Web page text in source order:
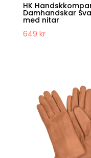
HK
Damhandskar
med nitar
649 kr